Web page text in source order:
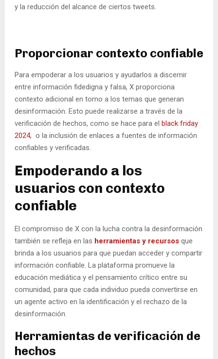
y la reducción del alcance de ciertos tweets.
Proporcionar contexto confiable
Para empoderar a los usuarios y ayudarlos a discernir
entre información fidedigna y falsa, X proporciona
contexto adicional en torno a los temas que generan
desinformación. Esto puede realizarse a través de la
verificación de hechos, como se hace para el black friday
2024, o la inclusión de enlaces a fuentes de información
confiables y verificadas.
Empoderando a los
usuarios con contexto
confiable
El compromiso de X con la lucha contra la desinformación
también se refleja en las herramientas y recursos que
brinda a los usuarios para que puedan acceder y compartir
información confiable. La plataforma promueve la
educación mediática y el pensamiento crítico entre su
comunidad, para que cada individuo pueda convertirse en
un agente activo en la identificación y el rechazo de la
desinformación.
Herramientas de verificación de
hechos